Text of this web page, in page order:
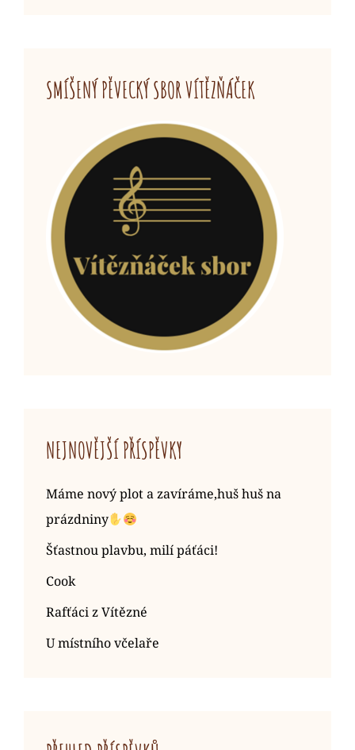
SMÍŠENÝ PĚVECKÝ SBOR VÍTĚZŇÁČEK
NEJNOVĚJŠÍ PŘÍSPĚVKY
Máme nový plot a zavíráme,huš huš na
prázdniny
Šťastnou plavbu, milí páťáci!
Cook
Rafťáci z Vítězné
U místního včelaře